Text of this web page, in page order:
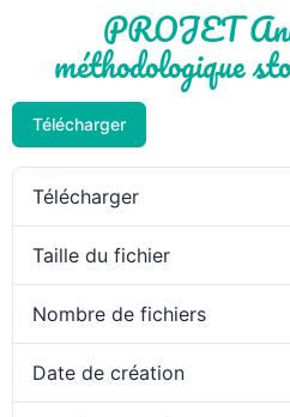
PROJET
méthodologique
Télécharger
Télécharger
Taille du fichier
Nombre de fichiers
Date de création